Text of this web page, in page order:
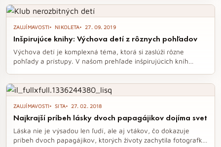
mladými. Ponorte sa do fascinujúcich tradícií, ktoré ožívajú
každého prvého mája a pripomínajú nám, aké dôležité je
vyjadrovať lásku rôznymi spôsobmi.
ZAUJÍMAVOSTI NIKOLETA 27. 09. 2019
Inšpirujúce knihy: Výchova detí z rôznych pohľadov
Výchova detí je komplexná téma, ktorá si zaslúži rôzne
pohľady a prístupy. V našom prehľade inšpirujúcich kníh
psychológie a vedeckých poznatkov po osobné príbehy, tieto
knihy vám pomôžu objaviť nové cesty vo výchove.
ZAUJÍMAVOSTI SITA 27. 02. 2018
Najkrajší príbeh lásky dvoch papagájikov dojíma svet
Láska nie je výsadou len ľudí, ale aj vtákov, čo dokazuje
príbeh dvoch papagájikov, ktorých životy zachytila fotografka